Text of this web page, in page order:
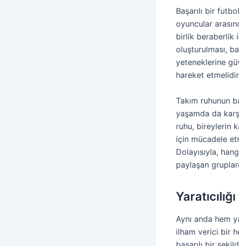
Başarılı bir
oyuncular
birlik beraberlik
oluşturulması,
yeteneklerine
hareket
Takım ruhunun
yaşamda da
ruhu, bireylerin
için mücadele
Dolayısıyla,
paylaşan
Aynı anda hem
ilham verici bir